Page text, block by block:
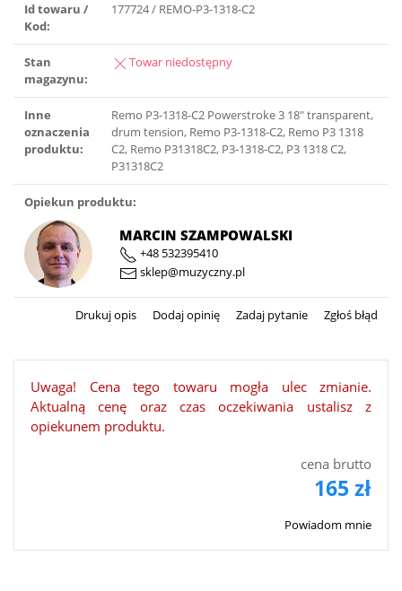
Id towaru /
Kod:
177724 / REMO-P3-1318-C2
Stan
magazynu:
Towar niedostępny
Inne
oznaczenia
produktu:
Remo P3-1318-C2 Powerstroke 3 18″ transparent,
drum tension, Remo P3-1318-C2, Remo P3 1318
C2, Remo P31318C2, P3-1318-C2, P3 1318 C2,
P31318C2
Opiekun produktu:
MARCIN SZAMPOWALSKI
+48 532395410
sklep@muzyczny.pl
Drukuj opis Dodaj opinię Zadaj pytanie Zgłoś błąd
Uwaga! Cena tego towaru mogła ulec zmianie.
Aktualną cenę oraz czas oczekiwania ustalisz z
opiekunem produktu.
cena brutto
165 zł
Powiadom mnie